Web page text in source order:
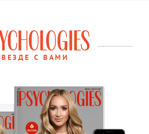
ВЕЗДЕ С ВАМИ